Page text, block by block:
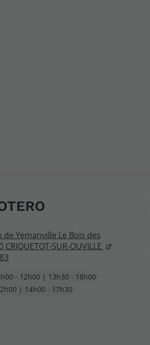
de Yemanville Le Bois des
CRIQUETOT-SUR-OUVILLE
- 12h00 | 13h30 - 18h00
| 14h00 - 17h30